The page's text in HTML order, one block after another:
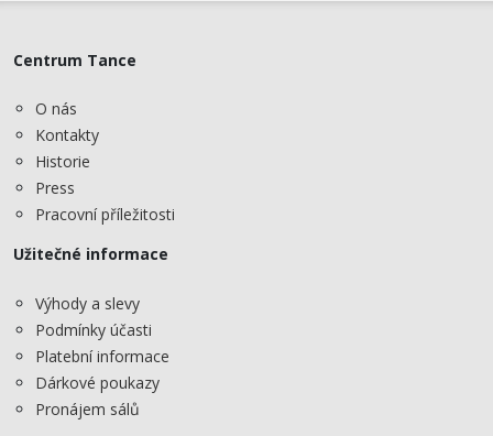
Centrum Tance
O nás
Kontakty
Historie
Press
Pracovní příležitosti
Užitečné informace
Výhody a slevy
Podmínky účasti
Platební informace
Dárkové poukazy
Pronájem sálů